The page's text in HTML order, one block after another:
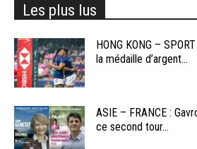
Les plus lus
HONG KONG –
la médaille d’argent...
ASIE – FRANCE :
ce second tour...